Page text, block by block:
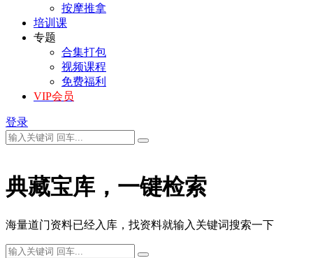
按摩推拿
培训课
专题
合集打包
视频课程
免费福利
VIP会员
登录
典藏宝库，一键检索
海量道门资料已经入库，找资料就输入关键词搜索一下